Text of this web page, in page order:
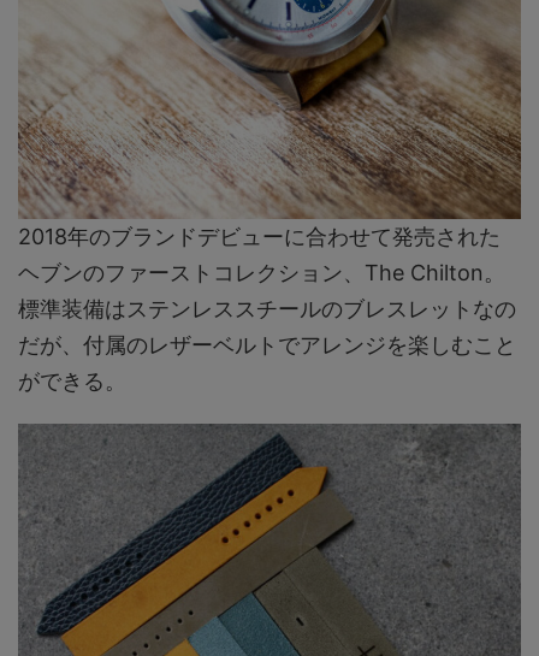
2018年のブランドデビューに合わせて発売された
ヘブンのファーストコレクション、The Chilton。
標準装備はステンレススチールのブレスレットなの
だが、付属のレザーベルトでアレンジを楽しむこと
ができる。